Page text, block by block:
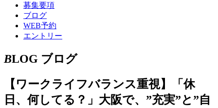
募集要項
ブログ
WEB予約
エントリー
BLOG ブログ
【ワークライフバランス重視】「休
日、何してる？」大阪で、”充実”と”自